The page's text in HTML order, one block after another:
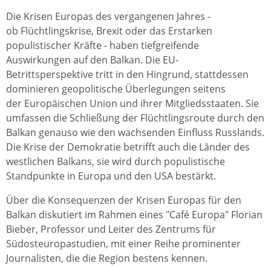
Die Krisen Europas des vergangenen Jahres -
ob Flüchtlingskrise, Brexit oder das Erstarken
populistischer Kräfte - haben tiefgreifende
Auswirkungen auf den Balkan. Die EU-
Betrittsperspektive tritt in den Hingrund, stattdessen
dominieren geopolitische Überlegungen seitens
der Europäischen Union und ihrer Mitgliedsstaaten. Sie
umfassen die Schließung der Flüchtlingsroute durch den
Balkan genauso wie den wachsenden Einfluss Russlands.
Die Krise der Demokratie betrifft auch die Länder des
westlichen Balkans, sie wird durch populistische
Standpunkte in Europa und den USA bestärkt.
Über die Konsequenzen der Krisen Europas für den
Balkan diskutiert im Rahmen eines "Café Europa" Florian
Bieber, Professor und Leiter des Zentrums für
Südosteuropastudien, mit einer Reihe prominenter
Journalisten, die die Region bestens kennen.